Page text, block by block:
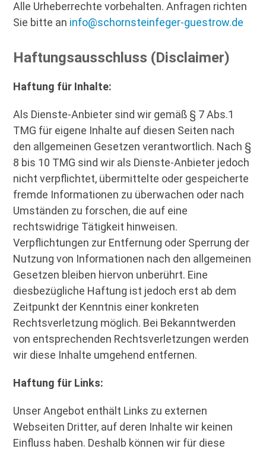
Alle Urheberrechte vorbehalten. Anfragen richten
Sie bitte an info@schornsteinfeger-guestrow.de
Haftungsausschluss (Disclaimer)
Haftung für Inhalte:
Als Dienste-Anbieter sind wir gemäß § 7 Abs.1
TMG für eigene Inhalte auf diesen Seiten nach
den allgemeinen Gesetzen verantwortlich. Nach §
8 bis 10 TMG sind wir als Dienste-Anbieter jedoch
nicht verpflichtet, übermittelte oder gespeicherte
fremde Informationen zu überwachen oder nach
Umständen zu forschen, die auf eine
rechtswidrige Tätigkeit hinweisen.
Verpflichtungen zur Entfernung oder Sperrung der
Nutzung von Informationen nach den allgemeinen
Gesetzen bleiben hiervon unberührt. Eine
diesbezügliche Haftung ist jedoch erst ab dem
Zeitpunkt der Kenntnis einer konkreten
Rechtsverletzung möglich. Bei Bekanntwerden
von entsprechenden Rechtsverletzungen werden
wir diese Inhalte umgehend entfernen.
Haftung für Links:
Unser Angebot enthält Links zu externen
Webseiten Dritter, auf deren Inhalte wir keinen
Einfluss haben. Deshalb können wir für diese